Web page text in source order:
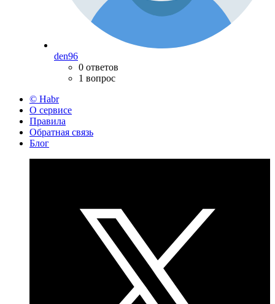
den96
0 ответов
1 вопрос
© Habr
О сервисе
Правила
Обратная связь
Блог